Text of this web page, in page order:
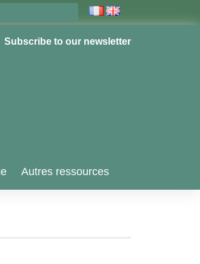
Subscribe to our newsletter
Autres ressources